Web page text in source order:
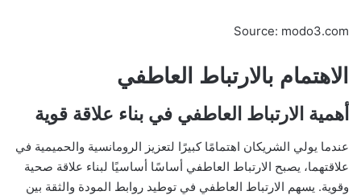
Source: modo3.com
الاهتمام بالارتباط العاطفي
أهمية الارتباط العاطفي في بناء علاقة قوية
عندما يولي الشريكان اهتمامًا كبيرًا لتعزيز الرومانسية والحميمية في
علاقتهما، يصبح الارتباط العاطفي أساسًا أساسيًا لبناء علاقة صحية
وقوية. يسهم الارتباط العاطفي في توطيد روابط المودة والثقة بين